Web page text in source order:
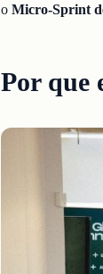
oMicro-Sprint
Por que